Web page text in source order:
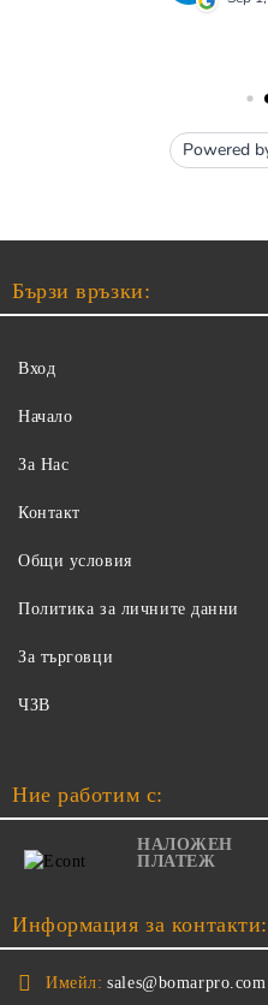
Бързи връзки:
Вход
Начало
За Нас
Контакт
Общи условия
Политика за личните данни
За търговци
ЧЗВ
Ние работим с:
НАЛОЖЕН
ПЛАТЕЖ
Информация за контакти:
Имейл: sales@bomarpro.com